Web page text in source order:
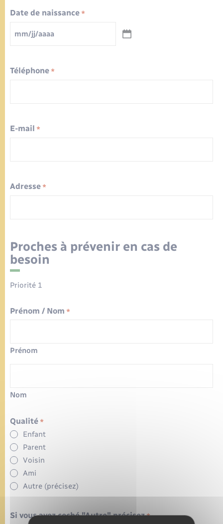
Date de naissance *
MM
AAAA
Téléphone *
E-mail *
Adresse *
Proches à prévenir en cas de
besoin
Priorité 1
Prénom / Nom *
Prénom
Nom
Qualité *
Enfant
Parent
Voisin
Ami
Autre (précisez)
Si vous avez coché "Autre" précisez *